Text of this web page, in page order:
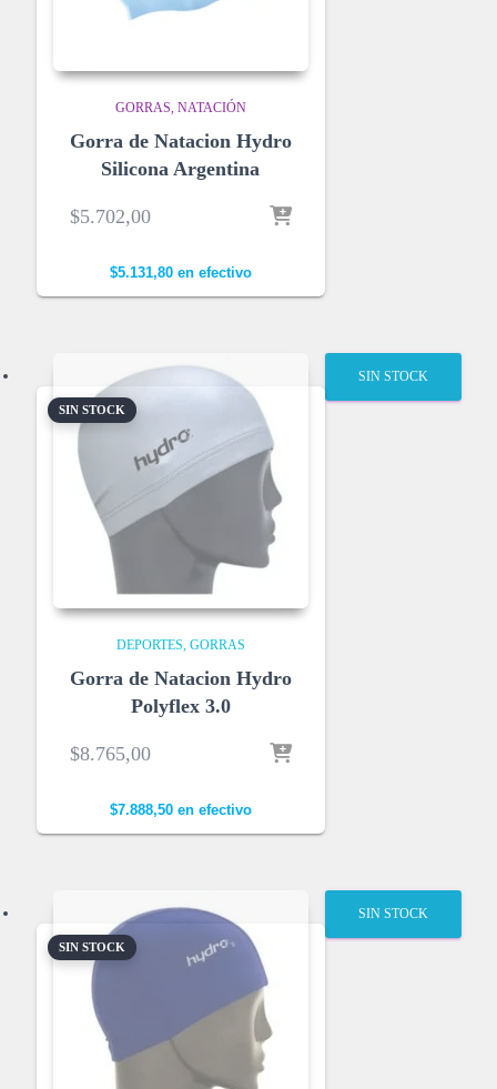
GORRAS NATACIÓN
Gorra de Natacion Hydro
Silicona Argentina
$5.702,00
$5.131,80en efectivo
SIN STOCK
DEPORTES GORRAS
Gorra de Natacion Hydro
Polyflex 3.0
$8.765,00
$7.888,50en efectivo
SIN STOCK
SIN STOCK
SIN STOCK